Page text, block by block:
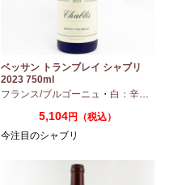
・ピノノワール
ベッサン トランブレイ シャブリ
2023 750ml
フランス/ブルゴーニュ ・ 白：辛口
5,104円（税込）
今注目のシャブリ